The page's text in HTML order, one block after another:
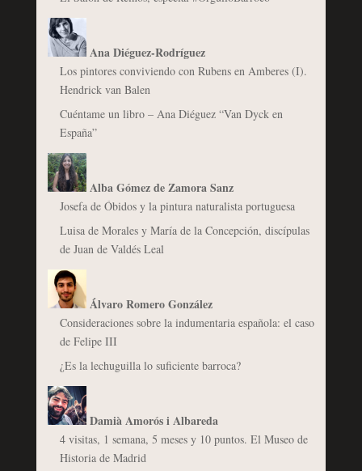
Ana Diéguez-Rodríguez
Los pintores conviviendo con Rubens en Amberes (I).
Hendrick van Balen
Cuéntame un libro – Ana Diéguez “Van Dyck en
España”
Alba Gómez de Zamora Sanz
Josefa de Óbidos y la pintura naturalista portuguesa
Luisa de Morales y María de la Concepción, discípulas
de Juan de Valdés Leal
Álvaro Romero González
Consideraciones sobre la indumentaria española: el caso
de Felipe III
¿Es la lechuguilla lo suficiente barroca?
Damià Amorós i Albareda
4 visitas, 1 semana, 5 meses y 10 puntos. El Museo de
Historia de Madrid